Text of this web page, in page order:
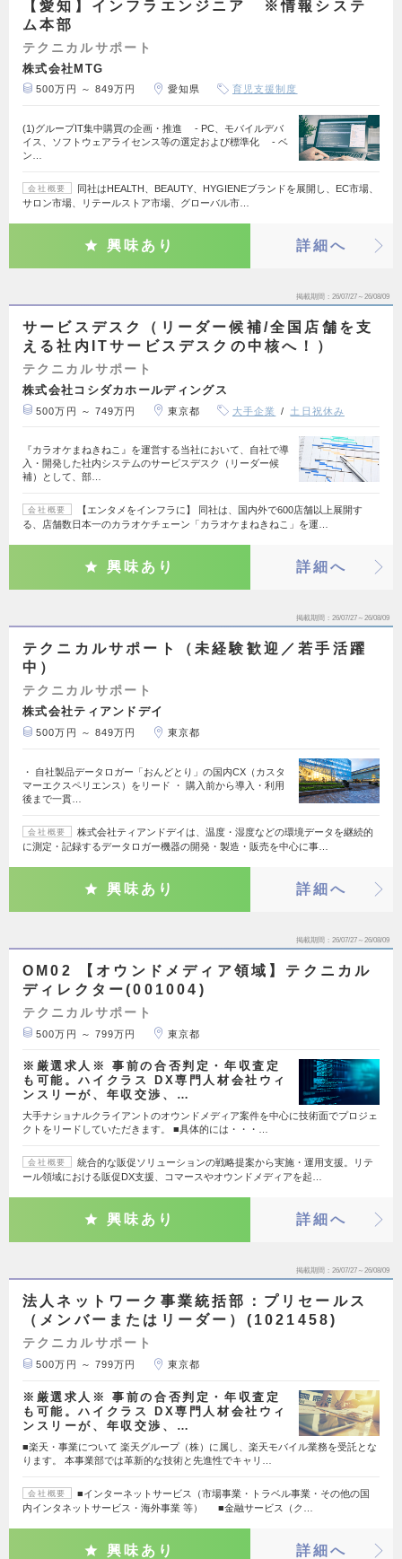
【愛知】インフラエンジニア ※情報システ
ム本部
テクニカルサポート
株式会社MTG
500万円 ～ 849万円 愛知県 育児支援制度
(1)グループIT集中購買の企画・推進 - PC、モバイルデバ
イス、ソフトウェアライセンス等の選定および標準化 - ベ
ン…
会社概要
同社はHEALTH、BEAUTY、HYGIENEブランドを展開し、EC市場、
サロン市場、リテールストア市場、グローバル市…
興味あり 詳細へ
掲載期間 26/07/27～26/08/09
サービスデスク（リーダー候補/全国店舗を支
える社内ITサービスデスクの中核へ！）
テクニカルサポート
株式会社コシダカホールディングス
500万円 ～ 749万円 東京都 大手企業 土日祝休み
『カラオケまねきねこ』を運営する当社において、自社で導
入・開発した社内システムのサービスデスク（リーダー候
補）として、部…
会社概要
【エンタメをインフラに】 同社は、国内外で600店舗以上展開す
る、店舗数日本一のカラオケチェーン「カラオケまねきねこ」を運…
興味あり 詳細へ
掲載期間 26/07/27～26/08/09
テクニカルサポート（未経験歓迎／若手活躍
中）
テクニカルサポート
株式会社ティアンドデイ
500万円 ～ 849万円 東京都
・ 自社製品データロガー「おんどとり」の国内CX（カスタ
マーエクスペリエンス）をリード ・ 購入前から導入・利用
後まで一貫…
会社概要
株式会社ティアンドデイは、温度・湿度などの環境データを継続的
に測定・記録するデータロガー機器の開発・製造・販売を中心に事…
興味あり 詳細へ
掲載期間 26/07/27～26/08/09
OM02 【オウンドメディア領域】テクニカル
ディレクター(001004)
テクニカルサポート
500万円 ～ 799万円 東京都
※厳選求人※ 事前の合否判定・年収査定
も可能。ハイクラス DX専門人材会社ウィ
ンスリーが、年収交渉、…
大手ナショナルクライアントのオウンドメディア案件を中心に技術面でプロジェ
クトをリードしていただきます。 ■具体的には・・・…
会社概要
統合的な販促ソリューションの戦略提案から実施・運用支援。リテ
ール領域における販促DX支援、コマースやオウンドメディアを起…
興味あり 詳細へ
掲載期間 26/07/27～26/08/09
法人ネットワーク事業統括部：プリセールス
（メンバーまたはリーダー）(1021458)
テクニカルサポート
500万円 ～ 799万円 東京都
※厳選求人※ 事前の合否判定・年収査定
も可能。ハイクラス DX専門人材会社ウィ
ンスリーが、年収交渉、…
■楽天・事業について 楽天グループ（株）に属し、楽天モバイル業務を受託とな
ります。 本事業部では革新的な技術と先進性でキャリ…
会社概要
■インターネットサービス（市場事業・トラベル事業・その他の国
内インタネットサービス・海外事業 等） ■金融サービス（ク…
興味あり 詳細へ